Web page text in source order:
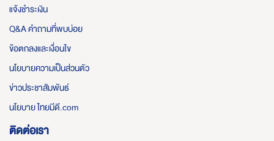
แจ้งชำระเงิน
Q&A คำถามที่พบบ่อย
ข้อตกลงและเงื่อนไข
นโยบายความเป็นส่วนตัว
ข่าวประชาสัมพันธ์
นโยบาย ไทยมีดี.com
ติดต่อเรา